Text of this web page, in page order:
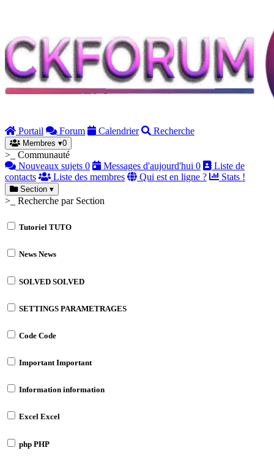
Portail Forum Calendrier Recherche
Membres ▾0
>_ Communauté
Nouveaux sujets 0 Messages d'aujourd'hui 0
Liste de
contacts
Liste des membres Qui est en ligne ? Stats !
Section ▾
>_ Recherche par Section
Tutoriel TUTO
News News
SOLVED SOLVED
SETTINGS PARAMETRAGES
Code Code
ImportantImportant
Information information
Excel Excel
php PHP